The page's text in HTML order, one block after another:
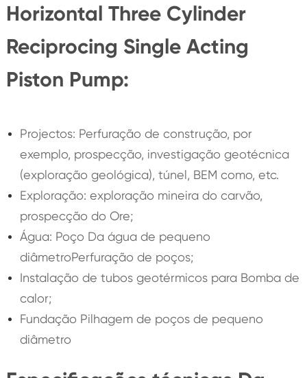
Horizontal Three Cylinder
Reciprocing Single Acting
Piston Pump:
Projectos: Perfuração de construção, por
exemplo, prospecção, investigação geotécnica
(exploração geológica), túnel, BEM como, etc.
Exploração: exploração mineira do carvão,
prospecção do Ore;
Água: Poço Da água de pequeno
diâmetroPerfuração de poços;
Instalação de tubos geotérmicos para Bomba de
calor;
Fundação Pilhagem de poços de pequeno
diâmetro